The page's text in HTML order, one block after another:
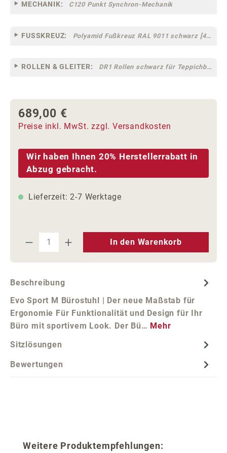
MECHANIK: C120 Punkt Synchron-Mechanik
FUSSKREUZ: Polyamid Fußkreuz RAL 9011 schwarz [44]
ROLLEN & GLEITER: DR1 Rollen schwarz für Teppichböden [10]
Regulärer Preis:
689,00 €
Preise inkl. MwSt. zzgl. Versandkosten
Wir haben Ihnen 20% Herstellerrabatt in
Abzug gebracht.
Lieferzeit: 2-7 Werktage
Produkt Anzahl: Gib den
In den Warenkorb
Beschreibung
Evo Sport M Bürostuhl | Der neue Maßstab für
Ergonomie Für Funktionalität und Design für Ihr
Büro mit sportivem Look. Der Bü… Mehr
Sitzlösungen
Bewertungen
Produktgalerie überspringen
Weitere Produktempfehlungen: